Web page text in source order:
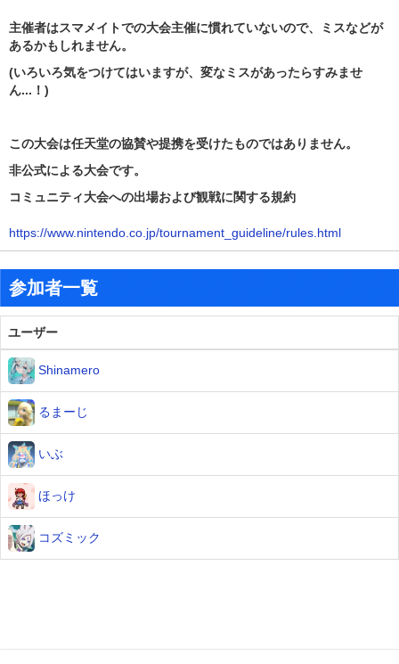
主催者はスマメイトでの大会主催に慣れていないので、ミスなどが
あるかもしれません。
(いろいろ気をつけてはいますが、変なミスがあったらすみませ
ん...！)
この大会は任天堂の協賛や提携を受けたものではありません。
非公式による大会です。
コミュニティ大会への出場および観戦に関する規約
https://www.nintendo.co.jp/tournament_guideline/rules.html
参加者一覧
ユーザー
Shinamero
るまーじ
いぶ
ほっけ
コズミック